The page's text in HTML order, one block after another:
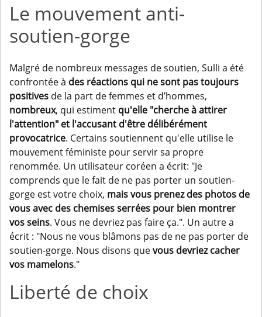
Le mouvement anti-
soutien-gorge
Malgré de nombreux messages de soutien, Sulli a été
confrontée à des réactions qui ne sont pas toujours
positives de la part de femmes et d’hommes,
nombreux, qui estiment qu'elle "cherche à attirer
l'attention" et l'accusant d'être délibérément
provocatrice. Certains soutiennent qu'elle utilise le
mouvement féministe pour servir sa propre
renommée. Un utilisateur coréen a écrit: "Je
comprends que le fait de ne pas porter un soutien-
gorge est votre choix, mais vous prenez des photos de
vous avec des chemises serrées pour bien montrer
vos seins. Vous ne devriez pas faire ça.". Un autre a
écrit : "Nous ne vous blâmons pas de ne pas porter de
soutien-gorge. Nous disons quevous devriez cacher
vos mamelons."
Liberté de choix